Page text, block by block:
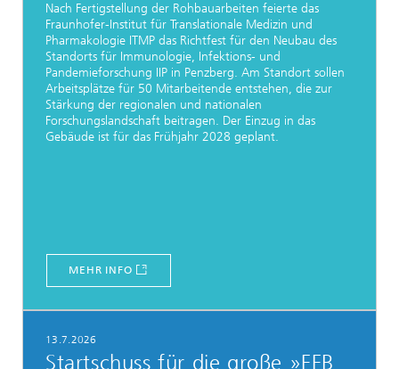
Nach Fertigstellung der Rohbauarbeiten feierte das
Fraunhofer-Institut für Translationale Medizin und
Pharmakologie ITMP das Richtfest für den Neubau des
Standorts für Immunologie, Infektions- und
Pandemieforschung IIP in Penzberg. Am Standort sollen
Arbeitsplätze für 50 Mitarbeitende entstehen, die zur
Stärkung der regionalen und nationalen
Forschungslandschaft beitragen. Der Einzug in das
Gebäude ist für das Frühjahr 2028 geplant.
MEHR INFO
13.7.2026
Startschuss für die große »FFB